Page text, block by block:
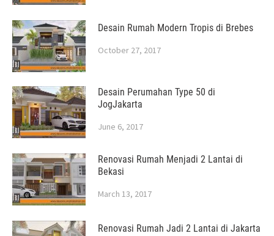
Desain Rumah Modern Tropis di Brebes
October 27, 2017
Desain Perumahan Type 50 di
JogJakarta
June 6, 2017
Renovasi Rumah Menjadi 2 Lantai di
Bekasi
March 13, 2017
Renovasi Rumah Jadi 2 Lantai di Jakarta